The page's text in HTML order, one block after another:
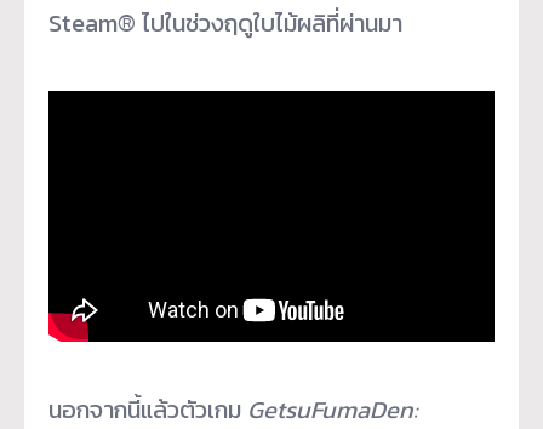
Steam® ไปในช่วงฤดูใบไม้ผลิที่ผ่านมา
นอกจากนี้แล้วตัวเกม GetsuFumaDen: